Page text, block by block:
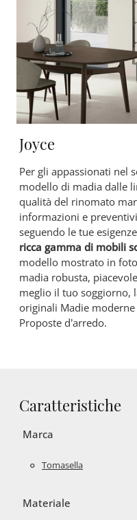
Joyce
Per gli appassionati nel
modello di madia dalle
qualità del rinomato
informazioni e
seguendo le tue
ricca gamma di mobili
modello mostrato in
madia robusta,
meglio il tuo soggiorno,
originali Madie
Proposte d’arredo.
Caratteristiche
Marca
Tomasella
Materiale